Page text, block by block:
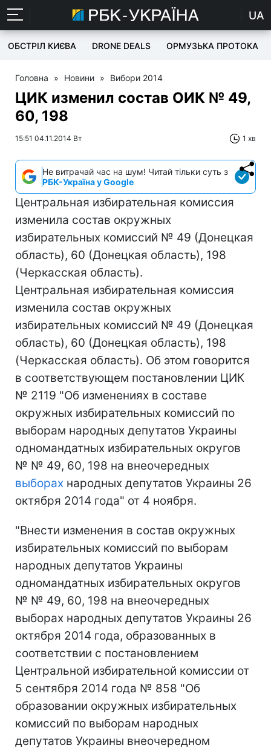
UA
ОБСТРІЛ КИЄВА DRONE DEALS ОРМУЗЬКА ПРОТОКА
Головна » Новини » Вибори 2014
ЦИК изменил состав ОИК № 49,
60, 198
15:51 04.11.2014 Вт 1 хв
Не витрачай час на шум! Читай тільки суть з
РБК-Україна у Google
Центральная избирательная комиссия
изменила состав окружных
избирательных комиссий № 49 (Донецкая
область), 60 (Донецкая область), 198
(Черкасская область).
Центральная избирательная комиссия
изменила состав окружных
избирательных комиссий № 49 (Донецкая
область), 60 (Донецкая область), 198
(Черкасская область). Об этом говорится
в соответствующем постановлении ЦИК
№ 2119 "Об изменениях в составе
окружных избирательных комиссий по
выборам народных депутатов Украины
одномандатных избирательных округов
№ № 49, 60, 198 на внеочередных
выборах народных депутатов Украины 26
октября 2014 года" от 4 ноября.
"Внести изменения в состав окружных
избирательных комиссий по выборам
народных депутатов Украины
одномандатных избирательных округов
№ № 49, 60, 198 на внеочередных
выборах народных депутатов Украины 26
октября 2014 года, образованных в
соответствии с постановлением
Центральной избирательной комиссии от
5 сентября 2014 года № 858 "Об
образовании окружных избирательных
комиссий по выборам народных
депутатов Украины внеочередном